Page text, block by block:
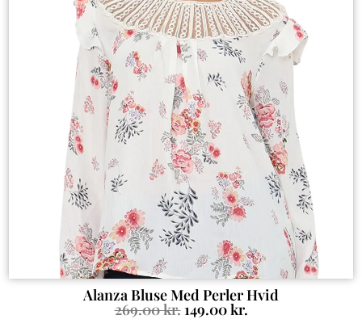
Alanza Bluse Med Perler Hvid
269.00kr.149.00kr.